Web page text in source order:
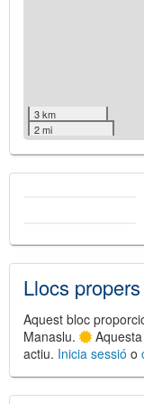
3 km
2 mi
Llocs propers
Aquest bloc
Manaslu.
actiu. Inicia sessió o